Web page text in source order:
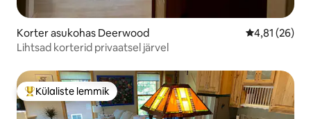
Korter asukohas Deerwood Keskmine
4,81 (26)
Lihtsad korterid privaatsel järvel
Külaliste suur lemmik
Külaliste lemmik